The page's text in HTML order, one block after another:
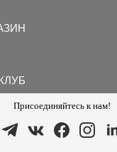
Присоединяйтесь к нам!